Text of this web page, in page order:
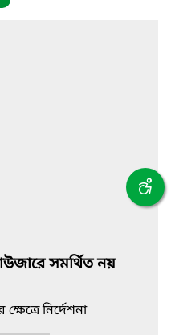
সমর্থিত নয়
নির্দেশনা